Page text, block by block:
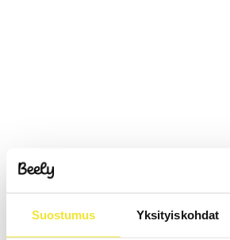
Suostumus Yksityiskohdat